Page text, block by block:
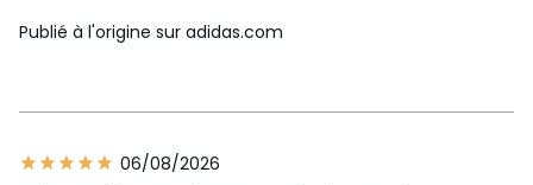
Publié à l'origine sur adidas.com
06/08/2026